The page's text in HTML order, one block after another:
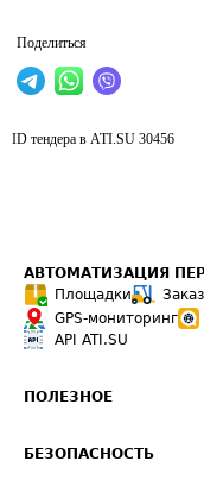
Поделиться
ID тендера в ATI.SU 30456
АВТОМАТИЗАЦИЯ
Площадки
GPS-мониторинг
API ATI.SU
ПОЛЕЗНОЕ
БЕЗОПАСНОСТЬ